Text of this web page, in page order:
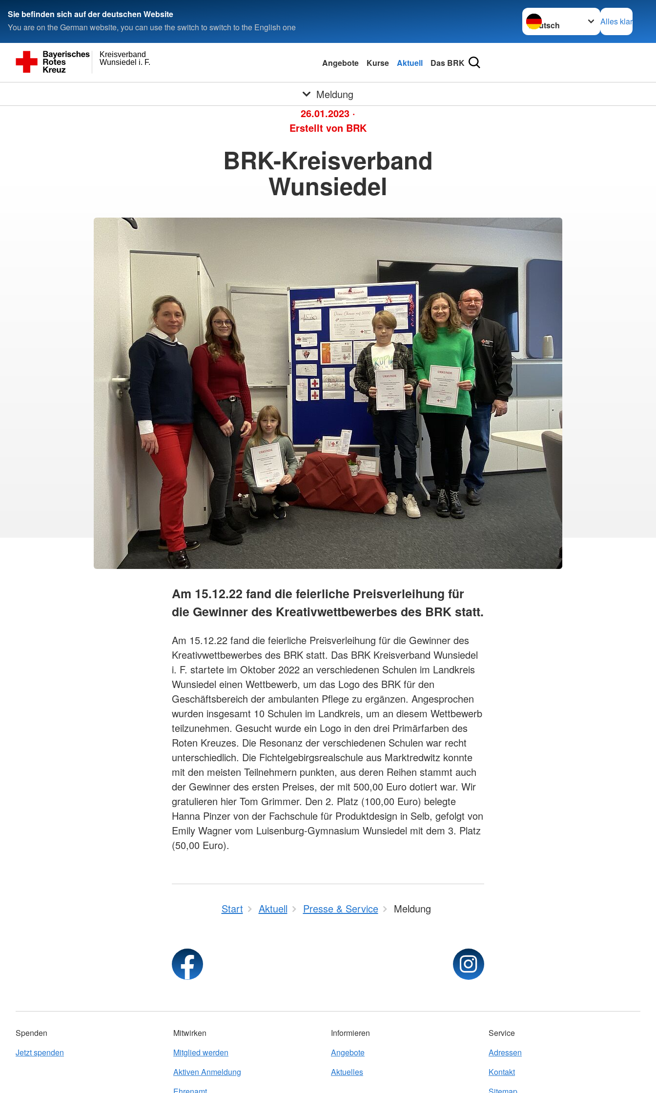
Sie befinden sich auf der deutschen Website
You are on the German website, you can use the switch to switch to the English one
Sprache wechseln zu
Alles klar
Wunsiedel i. F.
Kreisverband
Angebote Kurse Aktuell Das BRK
Meldung
26.01.2023 ·
Erstellt von BRK
BRK-Kreisverband
Wunsiedel
Am 15.12.22 fand die feierliche Preisverleihung für
die Gewinner des Kreativwettbewerbes des BRK statt.
Am 15.12.22 fand die feierliche Preisverleihung für die Gewinner des
Kreativwettbewerbes des BRK statt. Das BRK Kreisverband Wunsiedel
i. F. startete im Oktober 2022 an verschiedenen Schulen im Landkreis
Wunsiedel einen Wettbewerb, um das Logo des BRK für den
Geschäftsbereich der ambulanten Pflege zu ergänzen. Angesprochen
wurden insgesamt 10 Schulen im Landkreis, um an diesem Wettbewerb
teilzunehmen. Gesucht wurde ein Logo in den drei Primärfarben des
Roten Kreuzes. Die Resonanz der verschiedenen Schulen war recht
unterschiedlich. Die Fichtelgebirgsrealschule aus Marktredwitz konnte
mit den meisten Teilnehmern punkten, aus deren Reihen stammt auch
der Gewinner des ersten Preises, der mit 500,00 Euro dotiert war. Wir
gratulieren hier Tom Grimmer. Den 2. Platz (100,00 Euro) belegte
Hanna Pinzer von der Fachschule für Produktdesign in Selb, gefolgt von
Emily Wagner vom Luisenburg-Gymnasium Wunsiedel mit dem 3. Platz
(50,00 Euro).
Start Aktuell Presse & Service Meldung
Spenden
Jetzt spenden
Mitwirken
Mitglied werden
Aktiven Anmeldung
Informieren
Angebote
Aktuelles
Service
Adressen
Kontakt